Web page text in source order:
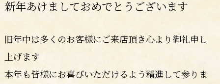
新年あけましておめでとうございます
旧年中は多くのお客様にご来店頂き心より御礼申し
上げます
本年も皆様にお喜びいただけるよう精進して参りま